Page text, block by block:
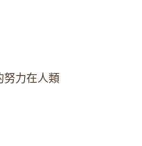
努力在人類